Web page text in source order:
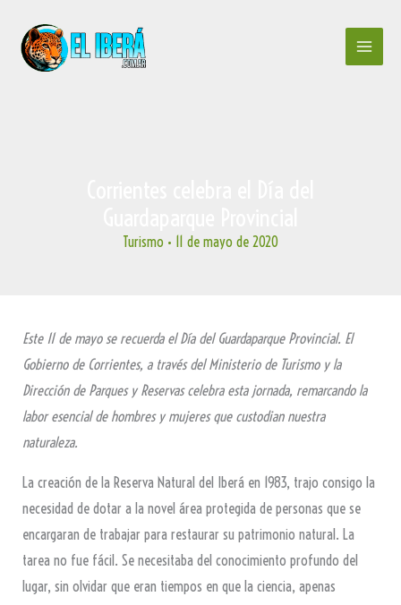
contenido
Turismo • 11 de mayo de 2020
Este 11 de mayo se recuerda el Día del Guardaparque Provincial. El
Gobierno de Corrientes, a través del Ministerio de Turismo y la
Dirección de Parques y Reservas celebra esta jornada, remarcando la
labor esencial de hombres y mujeres que custodian nuestra
naturaleza.
La creación de la Reserva Natural del Iberá en 1983, trajo consigo la
necesidad de dotar a la novel área protegida de personas que se
encargaran de trabajar para restaurar su patrimonio natural. La
tarea no fue fácil. Se necesitaba del conocimiento profundo del
lugar, sin olvidar que eran tiempos en que la ciencia, apenas